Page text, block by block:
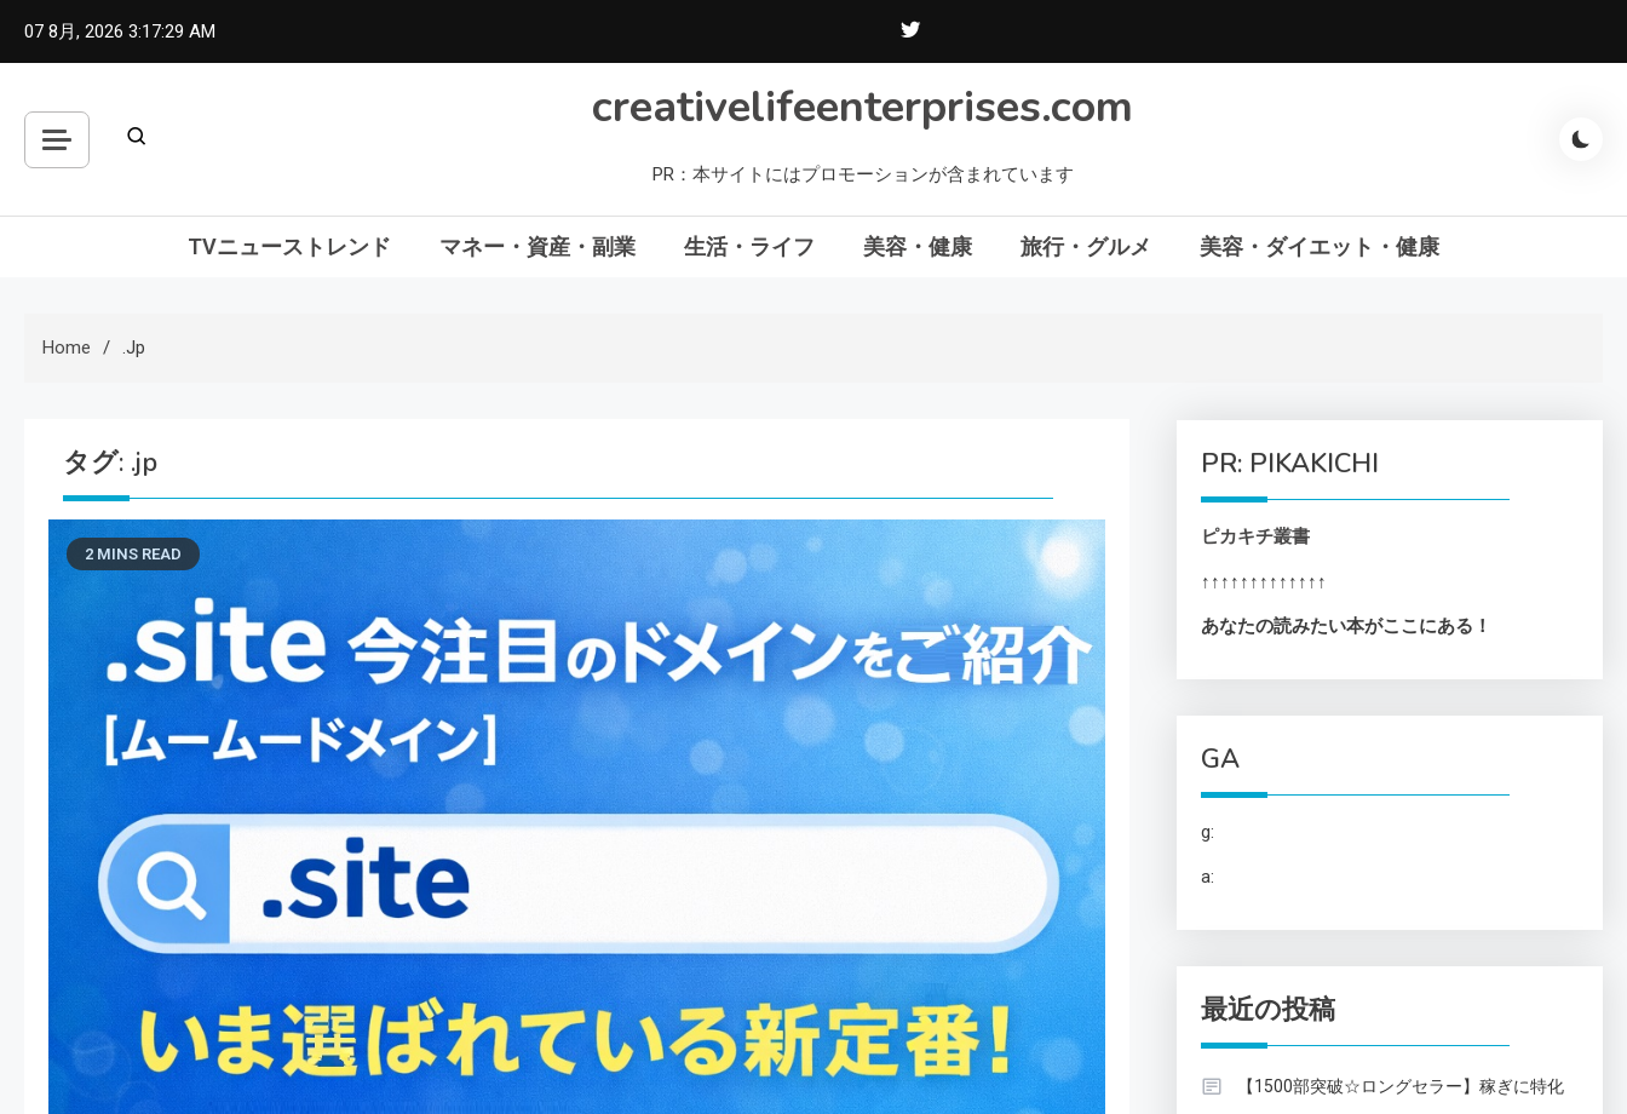
07 8月, 2026 3:17:30 AM
creativelifeenterprises.com
PR：本サイトにはプロモーションが含まれています
TVニューストレンド マネー・資産・副業 生活・ライフ 美容・健康 旅行・グルメ 美容・ダイエット・健康
Home .jp
タグ: .jp
2 MINS READ
PR: PIKAKICHI
ピカキチ叢書
↑↑↑↑↑↑↑↑↑↑↑↑↑
あなたの読みたい本がここにある！
GA
g:
a:
最近の投稿
【1500部突破☆ロングセラー】稼ぎに特化